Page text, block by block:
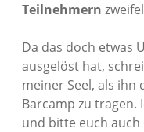
Teilnehmern
Da das doch etwas
ausgelöst hat,
meiner Seel, als ihn
Barcamp zu tragen.
und bitte euch auch